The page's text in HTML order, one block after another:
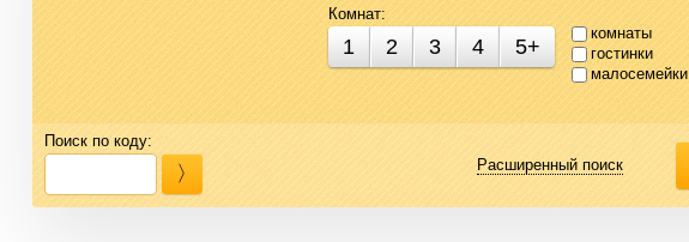
Комнат:
1 2 3 4 5+
комнаты
гостинки
малосемейки
Поиск по коду:
Расширенный поиск